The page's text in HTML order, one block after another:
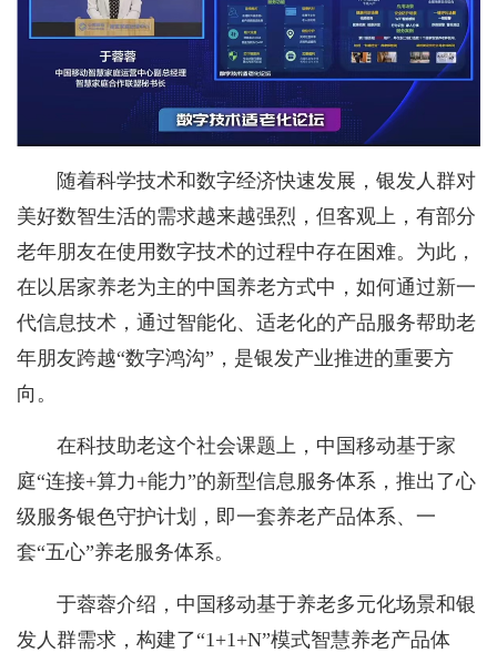
随着科学技术和数字经济快速发展，银发人群对
美好数智生活的需求越来越强烈，但客观上，有部分
老年朋友在使用数字技术的过程中存在困难。为此，
在以居家养老为主的中国养老方式中，如何通过新一
代信息技术，通过智能化、适老化的产品服务帮助老
年朋友跨越“数字鸿沟”，是银发产业推进的重要方
向。
在科技助老这个社会课题上，中国移动基于家
庭“连接+算力+能力”的新型信息服务体系，推出了心
级服务银色守护计划，即一套养老产品体系、一
套“五心”养老服务体系。
于蓉蓉介绍，中国移动基于养老多元化场景和银
发人群需求，构建了“1+1+N”模式智慧养老产品体